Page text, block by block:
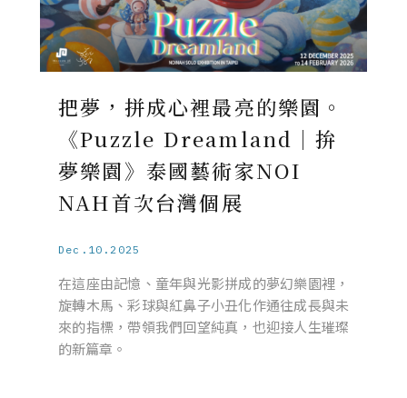
把夢，拼成心裡最亮的樂園。
《Puzzle Dreamland｜拚
夢樂園》泰國藝術家NOI
NAH首次台灣個展
Dec.10.2025
在這座由記憶、童年與光影拼成的夢幻樂園裡，
旋轉木馬、彩球與紅鼻子小丑化作通往成長與未
來的指標，帶領我們回望純真，也迎接人生璀璨
的新篇章。